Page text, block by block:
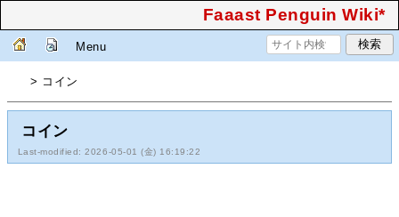
Faaast Penguin Wiki*
Menu
> コイン
コイン
Last-modified: 2026-05-01 (金) 16:19:22